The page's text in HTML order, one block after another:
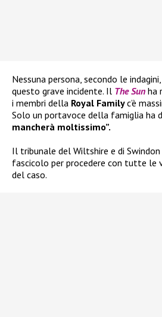
Nessuna persona, secondo le
questo grave incidente. Il The Sun ha
i membri della Royal Familyc’è
Solo un portavoce della famiglia ha
mancherà moltissimo”.
Il tribunale del Wiltshire e di
fascicolo per procedere con tutte le
del caso.